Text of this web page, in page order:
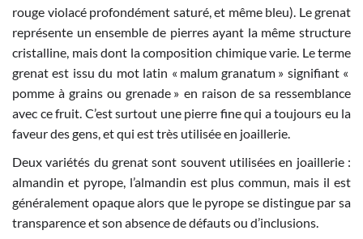
rouge violacé profondément saturé, et même bleu). Le grenat
représente un ensemble de pierres ayant la même structure
cristalline, mais dont la composition chimique varie. Le terme
grenat est issu du mot latin « malum granatum » signifiant «
pomme à grains ou grenade » en raison de sa ressemblance
avec ce fruit. C’est surtout une pierre fine qui a toujours eu la
faveur des gens, et qui est très utilisée en joaillerie.
Deux variétés du grenat sont souvent utilisées en joaillerie :
almandin et pyrope, l’almandin est plus commun, mais il est
généralement opaque alors que le pyrope se distingue par sa
transparence et son absence de défauts ou d’inclusions.